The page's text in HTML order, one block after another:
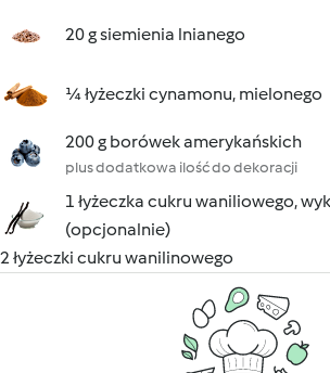
20 g siemienia lnianego
¼ łyżeczki cynamonu, mielonego
200 g borówek amerykańskich
plus dodatkowa ilość do dekoracji
1 łyżeczka cukru waniliowego,
(opcjonalnie)
2 łyżeczki cukru wanilinowego